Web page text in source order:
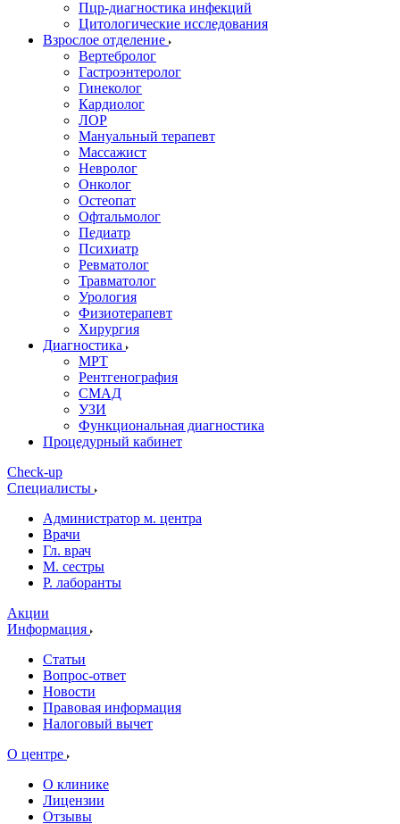
Пцр-диагностика инфекций
Цитологические исследования
Взрослое отделение
Вертебролог
Гастроэнтеролог
Гинеколог
Кардиолог
ЛОР
Мануальный терапевт
Массажист
Невролог
Онколог
Остеопат
Офтальмолог
Педиатр
Психиатр
Ревматолог
Травматолог
Урология
Физиотерапевт
Хирургия
Диагностика
МРТ
Рентгенография
СМАД
УЗИ
Функциональная диагностика
Процедурный кабинет
Cheсk-up
Специалисты
Администратор м. центра
Врачи
Гл. врач
М. сестры
Р. лаборанты
Акции
Информация
Статьи
Вопрос-ответ
Новости
Правовая информация
Налоговый вычет
О центре
О клинике
Лицензии
Отзывы